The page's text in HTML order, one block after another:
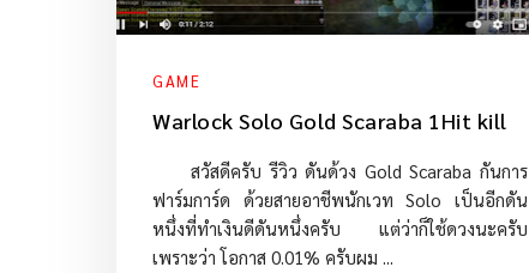
GAME
Warlock Solo Gold Scaraba 1Hit kill
สวัสดีครับ รีวิว ดันด้วง Gold Scaraba กันการ
ฟาร์มการ์ด ด้วยสายอาชีพนักเวท Solo เป็นอีกดัน
หนึ่งที่ทำเงินดีดันหนึ่งครับ แต่ว่าก็ใช้ดวงนะครับ
เพราะว่า โอกาส 0.01% ครับผม ...